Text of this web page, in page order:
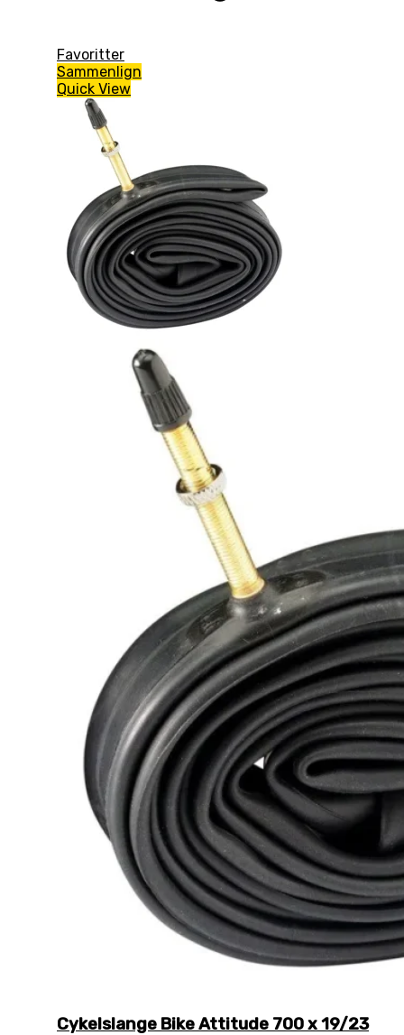
Favoritter
Sammenlign
Quick View
Cykelslange Bike Attitude 700 x 19/23